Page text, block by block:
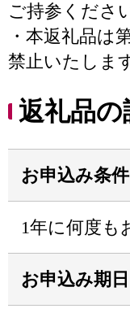
ご持参くださ
・本返礼品は
禁止いたしま
返礼品の
お申込み条件
1年に何度も
お申込み期日